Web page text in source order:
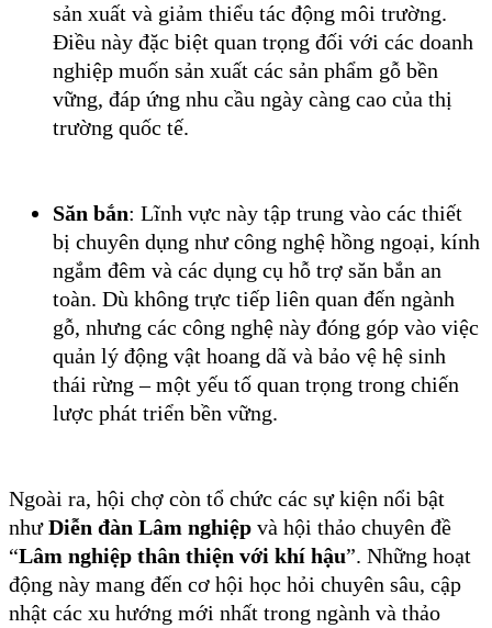
sản xuất và giảm thiểu tác động môi trường.
Điều này đặc biệt quan trọng đối với các doanh
nghiệp muốn sản xuất các sản phẩm gỗ bền
vững, đáp ứng nhu cầu ngày càng cao của thị
trường quốc tế.
Săn bắn: Lĩnh vực này tập trung vào các thiết
bị chuyên dụng như công nghệ hồng ngoại, kính
ngắm đêm và các dụng cụ hỗ trợ săn bắn an
toàn. Dù không trực tiếp liên quan đến ngành
gỗ, nhưng các công nghệ này đóng góp vào việc
quản lý động vật hoang dã và bảo vệ hệ sinh
thái rừng – một yếu tố quan trọng trong chiến
lược phát triển bền vững.
Ngoài ra, hội chợ còn tổ chức các sự kiện nổi bật
nhưDiễn đàn Lâm nghiệp và hội thảo chuyên đề
“Lâm nghiệp thân thiện với khí hậu”. Những hoạt
động này mang đến cơ hội học hỏi chuyên sâu, cập
nhật các xu hướng mới nhất trong ngành và thảo